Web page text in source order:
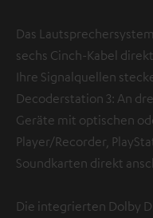
Das
sechs Cinch-Kabel
Ihre Signalquellen
Decoderstation 3: An
Geräte mit optischen
Player/Recorder,
Soundkarten direkt
Die integrierten Dolby